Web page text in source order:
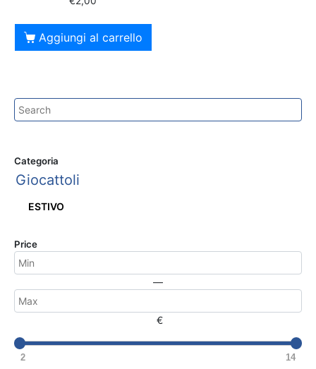
Aggiungi al carrello
Categoria
Giocattoli
ESTIVO
Price
—
€
2 14